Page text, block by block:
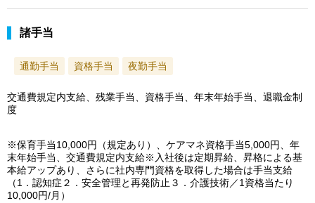
諸手当
通勤手当 資格手当 夜勤手当
交通費規定内支給、残業手当、資格手当、年末年始手当、退職金制
度
※保育手当10,000円（規定あり）、ケアマネ資格手当5,000円、年
末年始手当、交通費規定内支給※入社後は定期昇給、昇格による基
本給アップあり、さらに社内専門資格を取得した場合は手当支給
（1．認知症２．安全管理と再発防止３．介護技術／1資格当たり
10,000円/月）